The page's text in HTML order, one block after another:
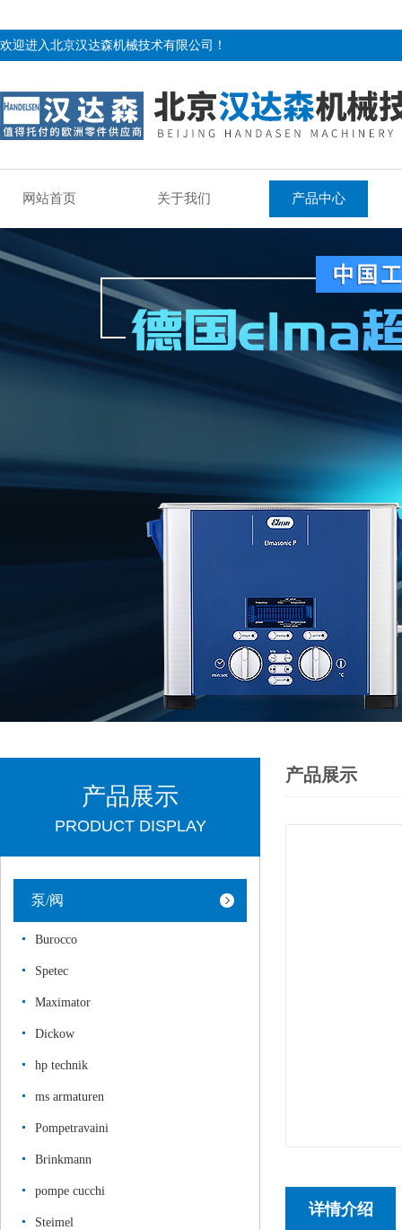
欢迎进入北京汉达森机械技术有限公司！
网站首页 关于我们 产品中心
产品展示
PRODUCT DISPLAY
泵/阀
Burocco
Spetec
Maximator
Dickow
hp technik
ms armaturen
Pompetravaini
Brinkmann
pompe cucchi
Steimel
产品展示
详情介绍